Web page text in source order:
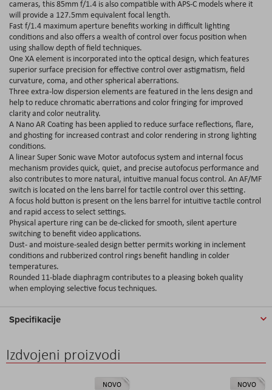
cameras, this 85mm f/1.4 is also compatible with APS-C models where it
will provide a 127.5mm equivalent focal length.
Fast f/1.4 maximum aperture benefits working in difficult lighting
conditions and also offers a wealth of control over focus position when
using shallow depth of field techniques.
One XA element is incorporated into the optical design, which features
superior surface precision for effective control over astigmatism, field
curvature, coma, and other spherical aberrations.
Three extra-low dispersion elements are featured in the lens design and
help to reduce chromatic aberrations and color fringing for improved
clarity and color neutrality.
A Nano AR Coating has been applied to reduce surface reflections, flare,
and ghosting for increased contrast and color rendering in strong lighting
conditions.
A linear Super Sonic wave Motor autofocus system and internal focus
mechanism provides quick, quiet, and precise autofocus performance and
also contributes to more natural, intuitive manual focus control. An AF/MF
switch is located on the lens barrel for tactile control over this setting.
A focus hold button is present on the lens barrel for intuitive tactile control
and rapid access to select settings.
Physical aperture ring can be de-clicked for smooth, silent aperture
switching to benefit video applications.
Dust- and moisture-sealed design better permits working in inclement
conditions and rubberized control rings benefit handling in colder
temperatures.
Rounded 11-blade diaphragm contributes to a pleasing bokeh quality
when employing selective focus techniques.
Specifikacije
Izdvojeni proizvodi
NOVO NOVO